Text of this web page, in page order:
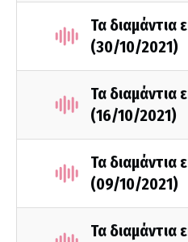
Τα διαμάντια
(30/10/2021)
Τα διαμάντια
(16/10/2021)
Τα διαμάντια
(09/10/2021)
Τα διαμάντια